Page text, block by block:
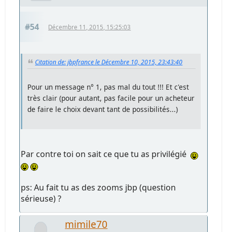
#54 Décembre 11, 2015, 15:25:03
Citation de: jbpfrance le Décembre 10, 2015, 23:43:40
Pour un message n° 1, pas mal du tout !!! Et c'est
très clair (pour autant, pas facile pour un acheteur
de faire le choix devant tant de possibilités...)
Par contre toi on sait ce que tu as privilégié
ps: Au fait tu as des zooms jbp (question
sérieuse) ?
mimile70